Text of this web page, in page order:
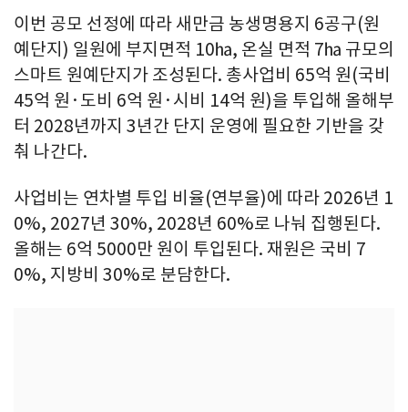
이번 공모 선정에 따라 새만금 농생명용지 6공구(원
예단지) 일원에 부지면적 10㏊, 온실 면적 7㏊ 규모의
스마트 원예단지가 조성된다. 총사업비 65억 원(국비
45억 원·도비 6억 원·시비 14억 원)을 투입해 올해부
터 2028년까지 3년간 단지 운영에 필요한 기반을 갖
춰 나간다.
사업비는 연차별 투입 비율(연부율)에 따라 2026년 1
0%, 2027년 30%, 2028년 60%로 나눠 집행된다.
올해는 6억 5000만 원이 투입된다. 재원은 국비 7
0%, 지방비 30%로 분담한다.